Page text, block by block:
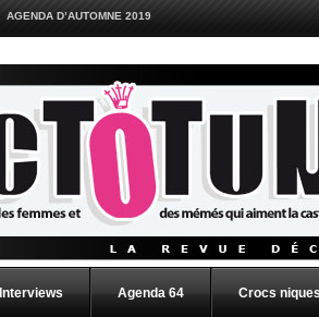
AGENDA D’AUTOMNE 2019
Interviews Agenda 64 Crocs